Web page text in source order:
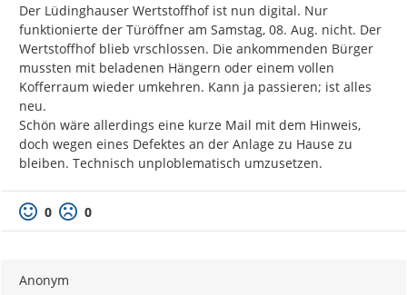
Der Lüdinghauser Wertstoffhof ist nun digital. Nur
funktionierte der Türöffner am Samstag, 08. Aug. nicht. Der
Wertstoffhof blieb vrschlossen. Die ankommenden Bürger
mussten mit beladenen Hängern oder einem vollen
Kofferraum wieder umkehren. Kann ja passieren; ist alles
neu.
Schön wäre allerdings eine kurze Mail mit dem Hinweis,
doch wegen eines Defektes an der Anlage zu Hause zu
bleiben. Technisch unploblematisch umzusetzen.
0 0
Anonym